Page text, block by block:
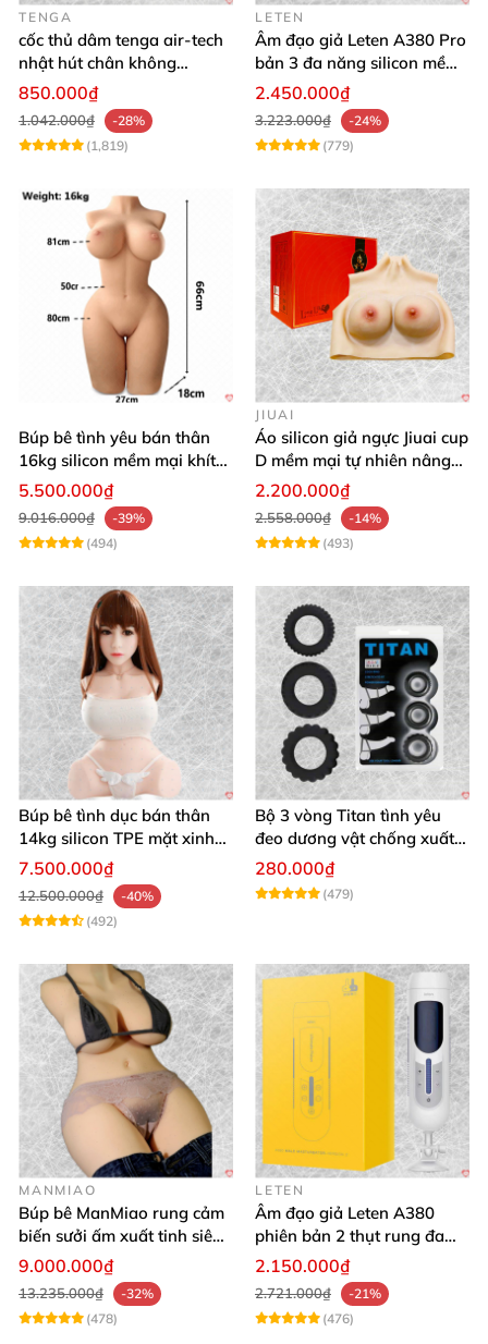
TENGA
cốc thủ dâm tenga air-tech
nhật hút chân không
silicone cao cấp nam
850.000₫
1.042.000₫
-28%
(1,819)
LETEN
Âm đạo giả Leten A380 Pro
bản 3 đa năng silicon mềm
mại
2.450.000₫
3.223.000₫
-24%
(779)
Búp bê tình yêu bán thân
16kg silicon mềm mại khít
hồng
5.500.000₫
9.016.000₫
-39%
(494)
JIUAI
Áo silicon giả ngực Jiuai cup
D mềm mại tự nhiên nâng
ngực
2.200.000₫
2.558.000₫
-14%
(493)
Búp bê tình dục bán thân
14kg silicon TPE mặt xinh
trắng hồng
7.500.000₫
12.500.000₫
-40%
(492)
Bộ 3 vòng Titan tình yêu
đeo dương vật chống xuất
tinh sớm chất liệu silicon y
tế
280.000₫
(479)
MANMIAO
Búp bê ManMiao rung cảm
biến sưởi ấm xuất tinh siêu
thực trải nghiệm
9.000.000₫
13.235.000₫
-32%
(478)
LETEN
Âm đạo giả Leten A380
phiên bản 2 thụt rung đa
chế độ, siêu mềm
2.150.000₫
2.721.000₫
-21%
(476)